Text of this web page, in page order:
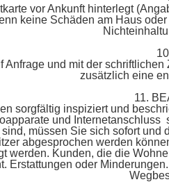
vor Ankunft hinterlegt
keine Schäden am Haus
Anfrage und mit der
zusätzlich eine
11.
sorgfältig inspiziert und
und
müssen Sie sich sofort
abgesprochen werden
werden. Kunden, die die
Erstattungen oder